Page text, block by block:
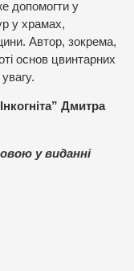
допомогти у
у храмах,
Автор, зокрема,
основ цвинтарних
Дмитра
у виданні